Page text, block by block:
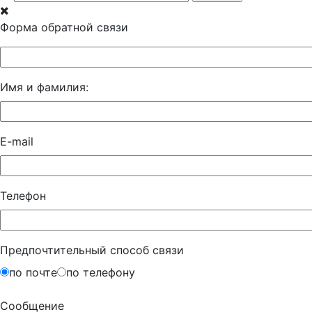
Форма обратной связи
Имя и фамилия:
E-mail
Телефон
Предпочтительный способ связи
по почте
по телефону
Сообщение